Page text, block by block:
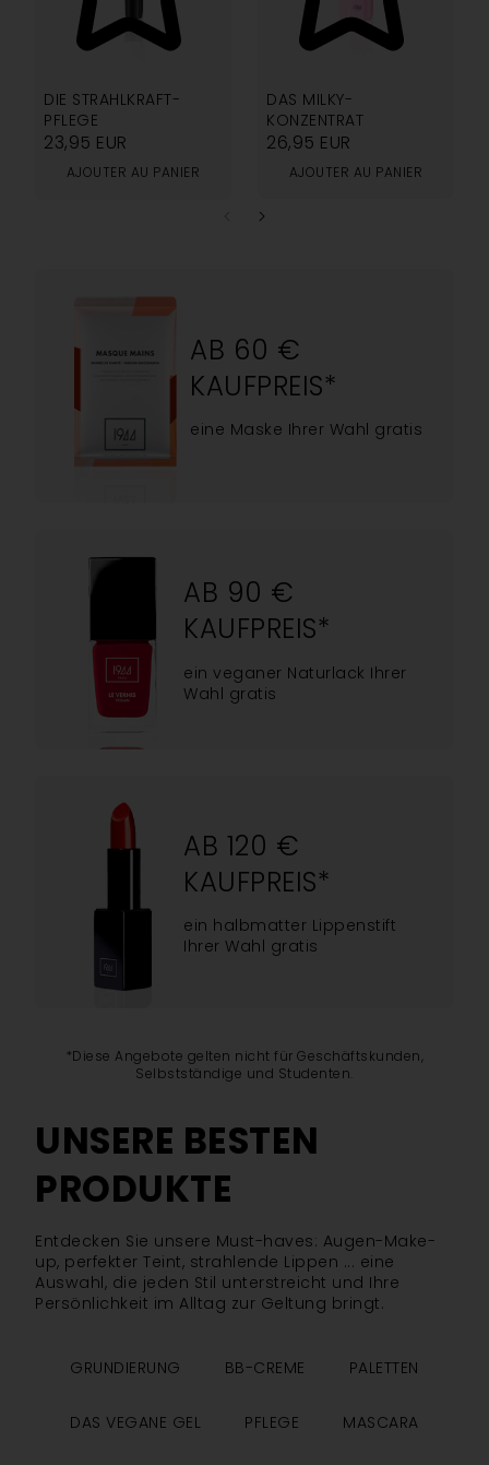
DIE STRAHLKRAFT-
PFLEGE
23,95 EUR
AJOUTER AU PANIER
DAS MILKY-
KONZENTRAT
26,95 EUR
AJOUTER AU PANIER
AB 60 €
KAUFPREIS*
eine Maske Ihrer Wahl gratis
AB 90 €
KAUFPREIS*
ein veganer Naturlack Ihrer
Wahl gratis
AB 120 €
KAUFPREIS*
ein halbmatter Lippenstift
Ihrer Wahl gratis
*Diese Angebote gelten nicht für Geschäftskunden,
Selbstständige und Studenten.
UNSERE BESTEN
PRODUKTE
Entdecken Sie unsere Must-haves: Augen-Make-
up, perfekter Teint, strahlende Lippen ... eine
Auswahl, die jeden Stil unterstreicht und Ihre
Persönlichkeit im Alltag zur Geltung bringt.
GRUNDIERUNG BB-CREME PALETTEN
DAS VEGANE GEL PFLEGE MASCARA